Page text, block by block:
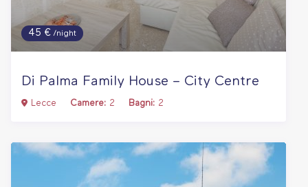
45 €/night
Di Palma Family House – City Centre
Lecce Camere: 2 Bagni: 2